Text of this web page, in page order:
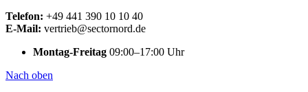
Telefon: +49 441 390 10 10 40
E-Mail: vertrieb@sectornord.de
Montag-Freitag 09:00–17:00 Uhr
Nach oben